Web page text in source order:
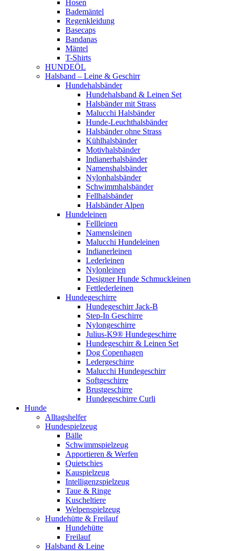
Hosen
Bademäntel
Regenkleidung
Basecaps
Bandanas
Mäntel
T-Shirts
HUNDEÖL
Halsband – Leine & Geschirr
Hundehalsbänder
Hundehalsband & Leinen Set
Halsbänder mit Strass
Malucchi Halsbänder
Hunde-Leuchthalsbänder
Halsbänder ohne Strass
Kühlhalsbänder
Motivhalsbänder
Indianerhalsbänder
Namenshalsbänder
Nylonhalsbänder
Schwimmhalsbänder
Fellhalsbänder
Halsbänder Alpen
Hundeleinen
Fellleinen
Namensleinen
Malucchi Hundeleinen
Indianerleinen
Lederleinen
Nylonleinen
Designer Hunde Schmuckleinen
Fettlederleinen
Hundegeschirre
Hundegeschirr Jack-B
Step-In Geschirre
Nylongeschirre
Julius-K9® Hundegeschirre
Hundegeschirr & Leinen Set
Dog Copenhagen
Ledergeschirre
Malucchi Hundegeschirr
Softgeschirre
Brustgeschirre
Hundegeschirre Curli
Hunde
Alltagshelfer
Hundespielzeug
Bälle
Schwimmspielzeug
Apportieren & Werfen
Quietschies
Kauspielzeug
Intelligenzspielzeug
Taue & Ringe
Kuscheltiere
Welpenspielzeug
Hundehütte & Freilauf
Hundehütte
Freilauf
Halsband & Leine